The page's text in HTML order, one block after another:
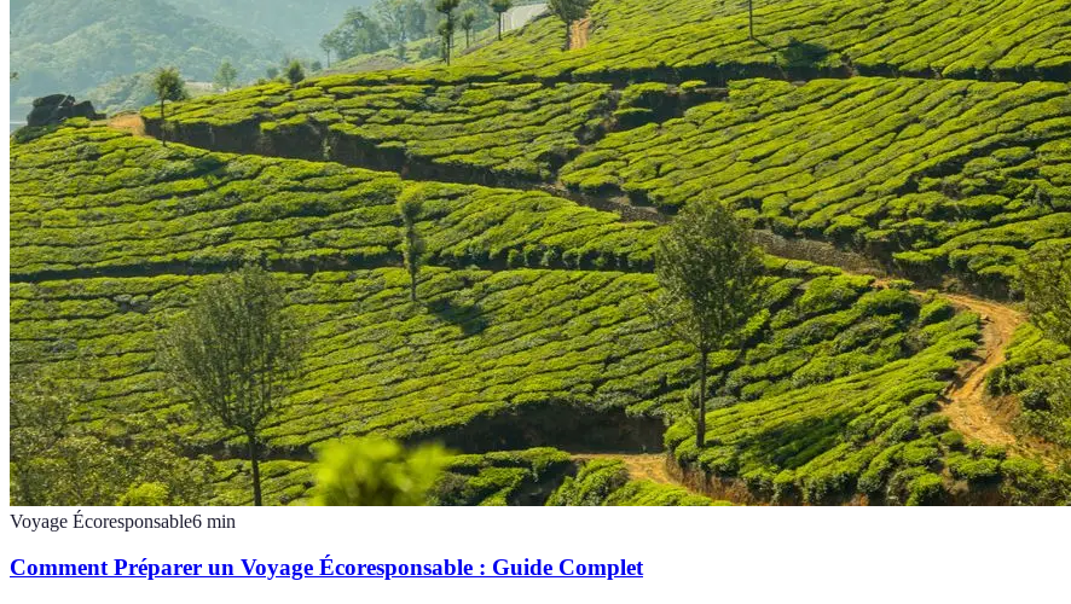
Voyage Écoresponsable6 min
Comment Préparer un Voyage Écoresponsable : Guide Complet